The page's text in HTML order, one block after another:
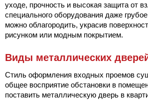
уходе, прочность и высокая защита от
специального оборудования даже
можно облагородить, украсив
рисунком или модным покрытием.
Виды металлических
Стиль оформления входных проемов
общее восприятие обстановки в
поставить металлическую дверь в